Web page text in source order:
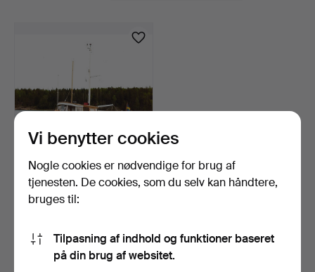
Stockholm
SKEPPSHISTORIKERN
BJÖRN LANDSTRÖMS
MOTORKR…
22 dage
6.962 USD
Vi benytter cookies
Nogle cookies er nødvendige for brug af
tjenesten. De cookies, som du selv kan håndtere,
bruges til:
Tilpasning af indhold og funktioner baseret
på din brug af websitet.